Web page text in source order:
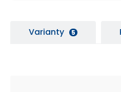
Varianty 5